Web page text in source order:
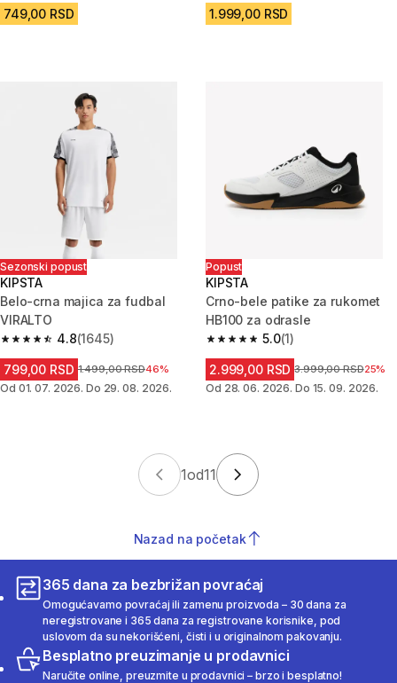
749,00 RSD 1.999,00 RSD
Sezonski popust
KIPSTA
Belo-crna majica za fudbal
VIRALTO
4.8
4.8 od 5 zvezdica from 1645 Recenzije
(1645)
799,00 RSD Cena pre sniženja
1.499,00 RSD46%
Od 01. 07. 2026. Do 29. 08. 2026.
Popust
KIPSTA
Crno-bele patike za rukomet
HB100 za odrasle
5.0
5.0 od 5 zvezdica from 1
(1)
2.999,00 RSD Cena pre sniženja
3.999,00 RSD25%
Od 28. 06. 2026. Do 15. 09. 2026.
1od11
Nazad na početak
365 dana za bezbrižan povraćaj
Omogućavamo povraćaj ili zamenu proizvoda – 30 dana za
neregistrovane i 365 dana za registrovane korisnike, pod
uslovom da su nekorišćeni, čisti i u originalnom pakovanju.
Besplatno preuzimanje u prodavnici
Naručite online, preuzmite u prodavnici – brzo i besplatno!